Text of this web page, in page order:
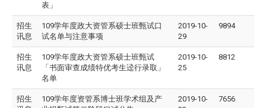
表」
招生
讯息
109学年度政大资管系硕士班甄试口
试名单与注意事项
2019-10-
29
9894
招生
讯息
109学年度政大资管系硕士班甄试
「书面审查成绩特优考生迳行录取」
名单
2019-10-
25
8812
招生
109学年度资管系博士班学术组及产
2019-10-
7656